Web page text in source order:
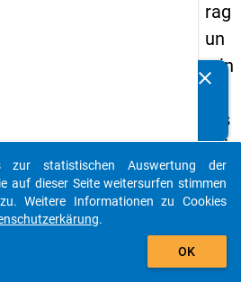
rag
un
g in
uts
chl
an
d
clear
auto_stories
add_shopping_cart
zur statistischen Auswertung der
auf dieser Seite weitersurfen stimmen
Weitere Informationen zu Cookies
.
OK